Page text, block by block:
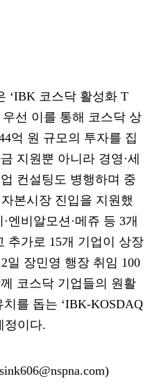
‘IBK 코스닥 활성화 T
선 이를 통해 코스닥 상
억 원 규모의 투자를 집
지원뿐 아니라 경영·세
컨설팅도 병행하며 중
본시장 진입을 지원했
엔비알모션·메쥬 등 3개
추가로 15개 기업이 상장
일 장민영 행장 취임 100
코스닥 기업들의 원활
를 돕는 ‘IBK-KOSDAQ
정이다.